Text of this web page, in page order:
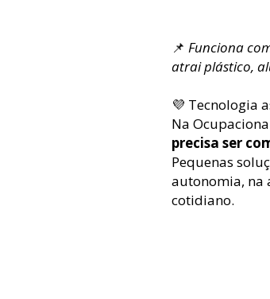
📌 Funciona
atrai plástico,
💜 Tecnologia
Na
precisa ser
Pequenas
autonomia, na
cotidiano.